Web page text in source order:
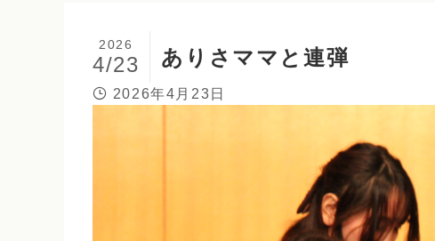
ありさママと連弾
2026
4/23
2026年4月23日